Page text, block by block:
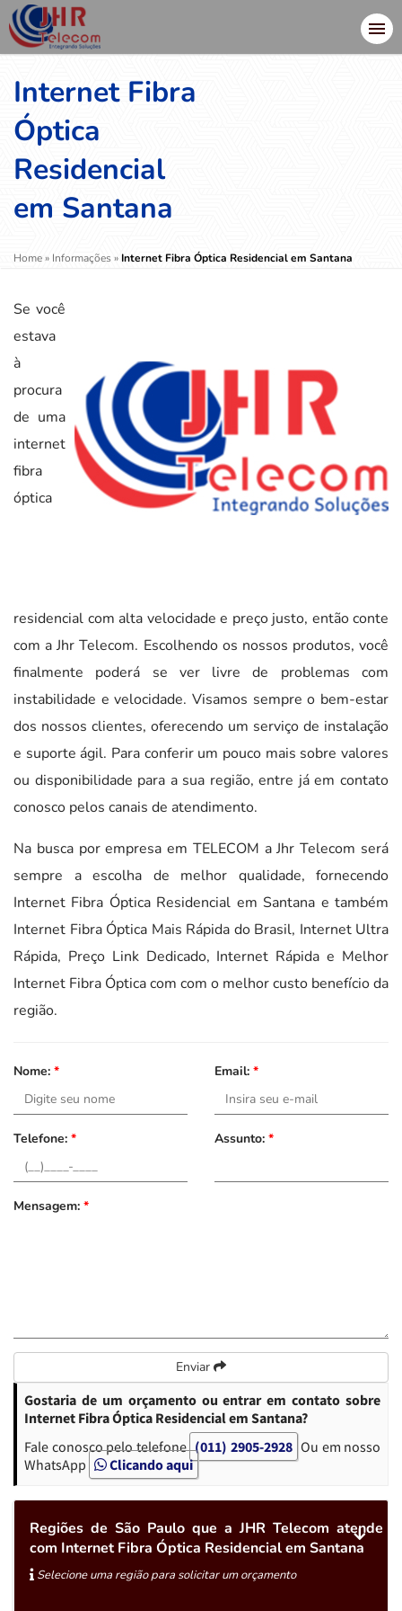
Internet Fibra
Óptica
Residencial
em Santana
Home» Informações» Internet Fibra Óptica Residencial em Santana
Se você
estava
à
procura
de uma
internet
fibra
óptica
residencial com alta velocidade e preço justo, então conte
com a Jhr Telecom. Escolhendo os nossos produtos, você
finalmente poderá se ver livre de problemas com
instabilidade e velocidade. Visamos sempre o bem-estar
dos nossos clientes, oferecendo um serviço de instalação
e suporte ágil. Para conferir um pouco mais sobre valores
ou disponibilidade para a sua região, entre já em contato
conosco pelos canais de atendimento.
Na busca por empresa em TELECOM a Jhr Telecom será
sempre a escolha de melhor qualidade, fornecendo
Internet Fibra Óptica Residencial em Santana e também
Internet Fibra Óptica Mais Rápida do Brasil, Internet Ultra
Rápida, Preço Link Dedicado, Internet Rápida e Melhor
Internet Fibra Óptica com com o melhor custo benefício da
região.
Nome: * Email: *
Telefone: * Assunto: *
Mensagem: *
Enviar
Gostaria de um orçamento ou entrar em contato sobre
Internet Fibra Óptica Residencial em Santana?
Fale conosco pelo telefone (011) 2905-2928 Ou em nosso
WhatsApp
Clicando aqui
Regiões de São Paulo que a JHR Telecom atende
com Internet Fibra Óptica Residencial em Santana
Selecione uma região para solicitar um orçamento